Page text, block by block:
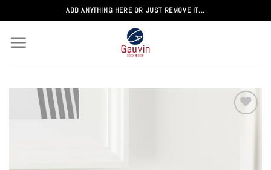
au
contenu
ADD ANYTHING HERE OR JUST REMOVE IT...